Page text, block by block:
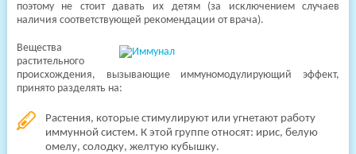
поэтому не стоит давать их детям (за исключением случаев
наличия соответствующей рекомендации от врача).
Вещества
растительного
происхождения, вызывающие иммуномодулирующий эффект,
принято разделять на:
Растения, которые стимулируют или угнетают работу
иммунной систем. К этой группе относят: ирис, белую
омелу, солодку, желтую кубышку.